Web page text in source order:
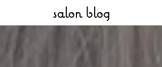
salon blog